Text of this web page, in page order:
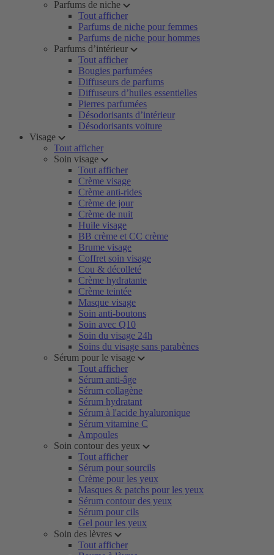
Parfums de niche
Tout afficher
Parfums de niche pour femmes
Parfums de niche pour hommes
Parfums d’intérieur
Tout afficher
Bougies parfumées
Diffuseurs de parfums
Diffuseurs d’huiles essentielles
Pierres parfumées
Désodorisants d’intérieur
Désodorisants voiture
Visage
Tout afficher
Soin visage
Tout afficher
Crème visage
Crème anti-rides
Crème de jour
Crème de nuit
Huile visage
BB crème et CC crème
Brume visage
Coffret soin visage
Cou & décolleté
Crème hydratante
Crème teintée
Masque visage
Soin anti-boutons
Soin avec Q10
Soin du visage 24h
Soins du visage sans parabènes
Sérum pour le visage
Tout afficher
Sérum anti-âge
Sérum collagène
Sérum hydratant
Sérum à l'acide hyaluronique
Sérum vitamine C
Ampoules
Soin contour des yeux
Tout afficher
Sérum pour sourcils
Crème pour les yeux
Masques & patchs pour les yeux
Sérum contour des yeux
Sérum pour cils
Gel pour les yeux
Soin des lèvres
Tout afficher